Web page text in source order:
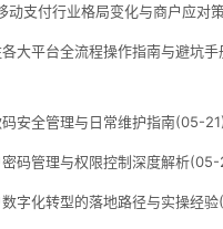
动支付行业格局变化与商户应对
大平台全流程操作指南与避坑
安全管理与日常维护指南(05-
码管理与权限控制深度解析(05-
字化转型的落地路径与实操经